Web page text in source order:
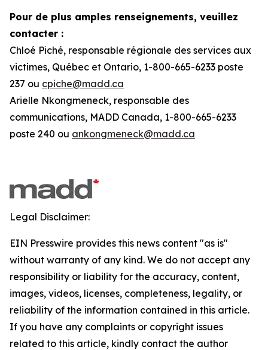
Pour de plus amples renseignements, veuillez
contacter :
Chloé Piché, responsable régionale des services aux
victimes, Québec et Ontario, 1-800-665-6233 poste
237 ou cpiche@madd.ca
Arielle Nkongmeneck, responsable des
communications, MADD Canada, 1-800-665-6233
poste 240 ou ankongmeneck@madd.ca
Legal Disclaimer:
EIN Presswire provides this news content "as is"
without warranty of any kind. We do not accept any
responsibility or liability for the accuracy, content,
images, videos, licenses, completeness, legality, or
reliability of the information contained in this article.
If you have any complaints or copyright issues
related to this article, kindly contact the author